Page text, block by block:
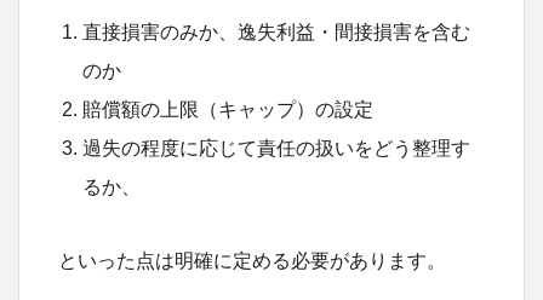
直接損害のみか、逸失利益・間接損害を含む
のか
賠償額の上限（キャップ）の設定
過失の程度に応じて責任の扱いをどう整理す
るか、
といった点は明確に定める必要があります。